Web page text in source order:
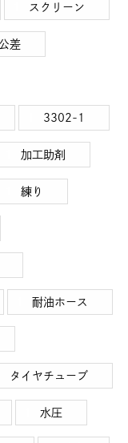
スクリーン
差
3302-1
加工助剤
練り
耐油ホース
タイヤチューブ
水圧